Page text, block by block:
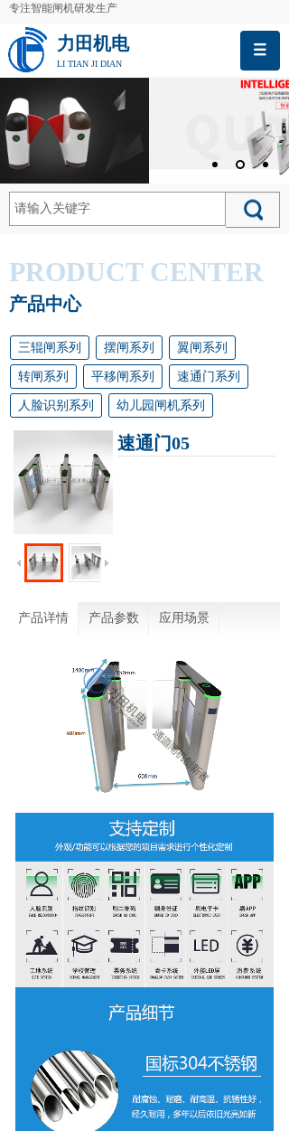
专注智能闸机研发生产
力田机电
LI TIAN JI DIAN
PRODUCT CENTER
产品中心
速通门05
产品详情 产品参数 应用场景
三辊闸系列 摆闸系列
翼闸系列
转闸系列
平移闸系列
速通门系列
人脸识别系列
幼儿园闸机系列